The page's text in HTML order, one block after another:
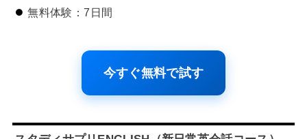
無料体験：7日間
今すぐ無料で試す